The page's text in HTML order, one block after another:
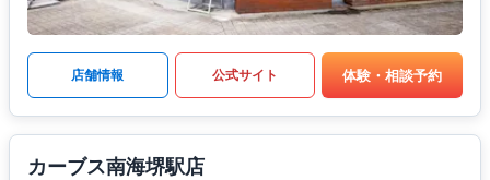
店舗情報 公式サイト 体験・相談予約
カーブス南海堺駅店